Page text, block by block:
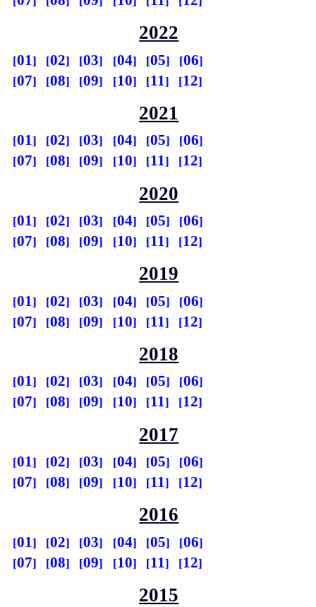
2022
01 02 03 04 05
06
07
08 09 10 11 12
2021
01 02 03 04 05
06
07
08 09 10 11 12
2020
01 02 03 04 05
06
07
08 09 10 11 12
2019
01 02 03 04 05
06
07
08 09 10 11 12
2018
01 02 03 04 05
06
07
08 09 10 11 12
2017
01 02 03 04 05
06
07
08 09 10 11 12
2016
01 02 03 04 05
06
07
08 09 10 11 12
2015